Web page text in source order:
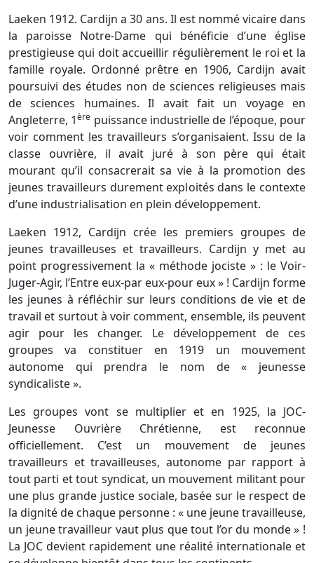
Laeken 1912. Cardijn a 30 ans. Il est nommé vicaire dans
la paroisse Notre-Dame qui bénéficie d’une église
prestigieuse qui doit accueillir régulièrement le roi et la
famille royale. Ordonné prêtre en 1906, Cardijn avait
poursuivi des études non de sciences religieuses mais
de sciences humaines. Il avait fait un voyage en
Angleterre, 1ère puissance industrielle de l’époque, pour
voir comment les travailleurs s’organisaient. Issu de la
classe ouvrière, il avait juré à son père qui était
mourant qu’il consacrerait sa vie à la promotion des
jeunes travailleurs durement exploités dans le contexte
d’une industrialisation en plein développement.
Laeken 1912, Cardijn crée les premiers groupes de
jeunes travailleuses et travailleurs. Cardijn y met au
point progressivement la « méthode jociste » : le Voir-
Juger-Agir, l’Entre eux-par eux-pour eux » ! Cardijn forme
les jeunes à réfléchir sur leurs conditions de vie et de
travail et surtout à voir comment, ensemble, ils peuvent
agir pour les changer. Le développement de ces
groupes va constituer en 1919 un mouvement
autonome qui prendra le nom de « jeunesse
syndicaliste ».
Les groupes vont se multiplier et en 1925, la JOC-
Jeunesse Ouvrière Chrétienne, est reconnue
officiellement. C’est un mouvement de jeunes
travailleurs et travailleuses, autonome par rapport à
tout parti et tout syndicat, un mouvement militant pour
une plus grande justice sociale, basée sur le respect de
la dignité de chaque personne : « une jeune travailleuse,
un jeune travailleur vaut plus que tout l’or du monde » !
La JOC devient rapidement une réalité internationale et